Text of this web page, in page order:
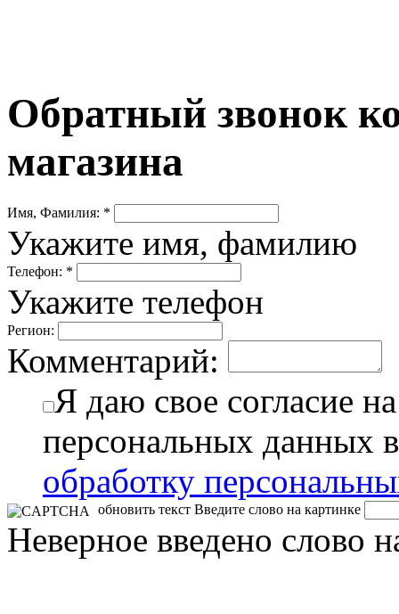
Обратный звонок
магазина
Имя, Фамилия: *
Укажите имя, фамилию
Телефон: *
Укажите телефон
Регион:
Комментарий:
Я даю свое согласие
персональных данных
обработку
обновить текст Введите слово на картинке
Неверное введено слово